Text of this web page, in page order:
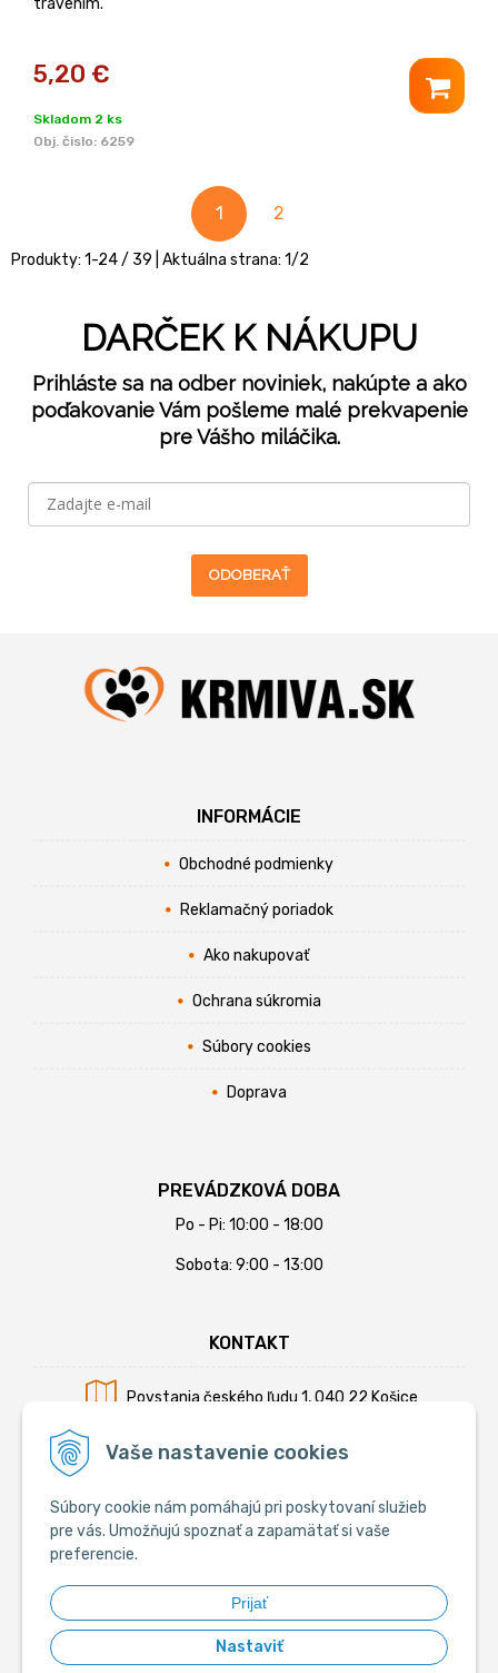
Vaše nastavenie cookies
Súbory cookie nám pomáhajú pri poskytovaní služieb
pre vás. Umožňujú spoznať a zapamätať si vaše
preferencie.
Prijať
Nastaviť
5,20 €
Skladom 2 ks
Obj. čislo: 6259
1 2
Produkty: 1-24/ 39 | Aktuálna strana: 1/2
DARČEK K NÁKUPU
Prihláste sa na odber noviniek, nakúpte a ako
poďakovanie Vám pošleme malé prekvapenie
pre Vášho miláčika.
ODOBERAŤ
INFORMÁCIE
Obchodné podmienky
Reklamačný poriadok
Ako nakupovať
Ochrana súkromia
Súbory cookies
Doprava
PREVÁDZKOVÁ DOBA
Po - Pi: 10:00 - 18:00
Sobota: 9:00 - 13:00
KONTAKT
Povstania českého ľudu 1, 040 22 Košice
Mobil:+421 902 794 355
E-mail:info@krmiva.sk